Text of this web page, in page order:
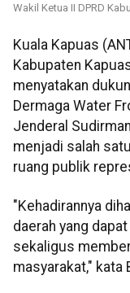
Wakil Ketua II DPRD
Kuala Kapuas
Kabupaten
menyatakan
Dermaga Water
Jenderal
menjadi salah
ruang publik
"Kehadirannya
daerah yang
sekaligus
masyarakat," kata